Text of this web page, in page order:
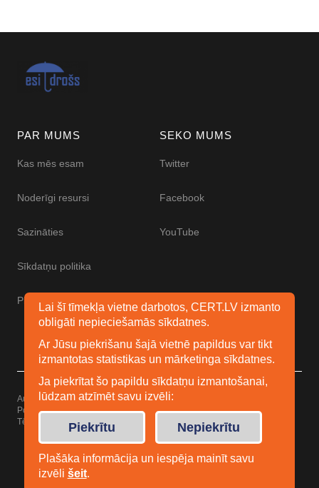
PAR MUMS
Kas mēs esam
Noderīgi resursi
Sazināties
Sīkdatņu politika
Piekļūstamības paziņojums
SEKO MUMS
Twitter
Facebook
YouTube
Autortiesības © 2026 Esidrošs
Powered byWordPress
Tēma: Uku noElmastudio
Lai šī tīmekļa vietne darbotos, CERT.LV izmanto
obligāti nepieciešamās sīkdatnes.
Ar Jūsu piekrišanu šajā vietnē papildus var tikt
izmantotas statistikas un mārketinga sīkdatnes.
Ja piekrītat šo papildu sīkdatņu izmantošanai,
lūdzam atzīmēt savu izvēli:
Piekrītu Nepiekrītu
Plašāka informācija un iespēja mainīt savu
izvēli šeit.